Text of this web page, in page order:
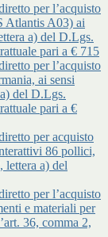
per l’acquisto
Atlantis A03) ai
a) del D.Lgs.
pari a € 715
per l’acquisto
ai sensi
del D.Lgs.
pari a €
per acquisto
86 pollici,
lettera a) del
per l’acquisto
e materiali per
36, comma 2,